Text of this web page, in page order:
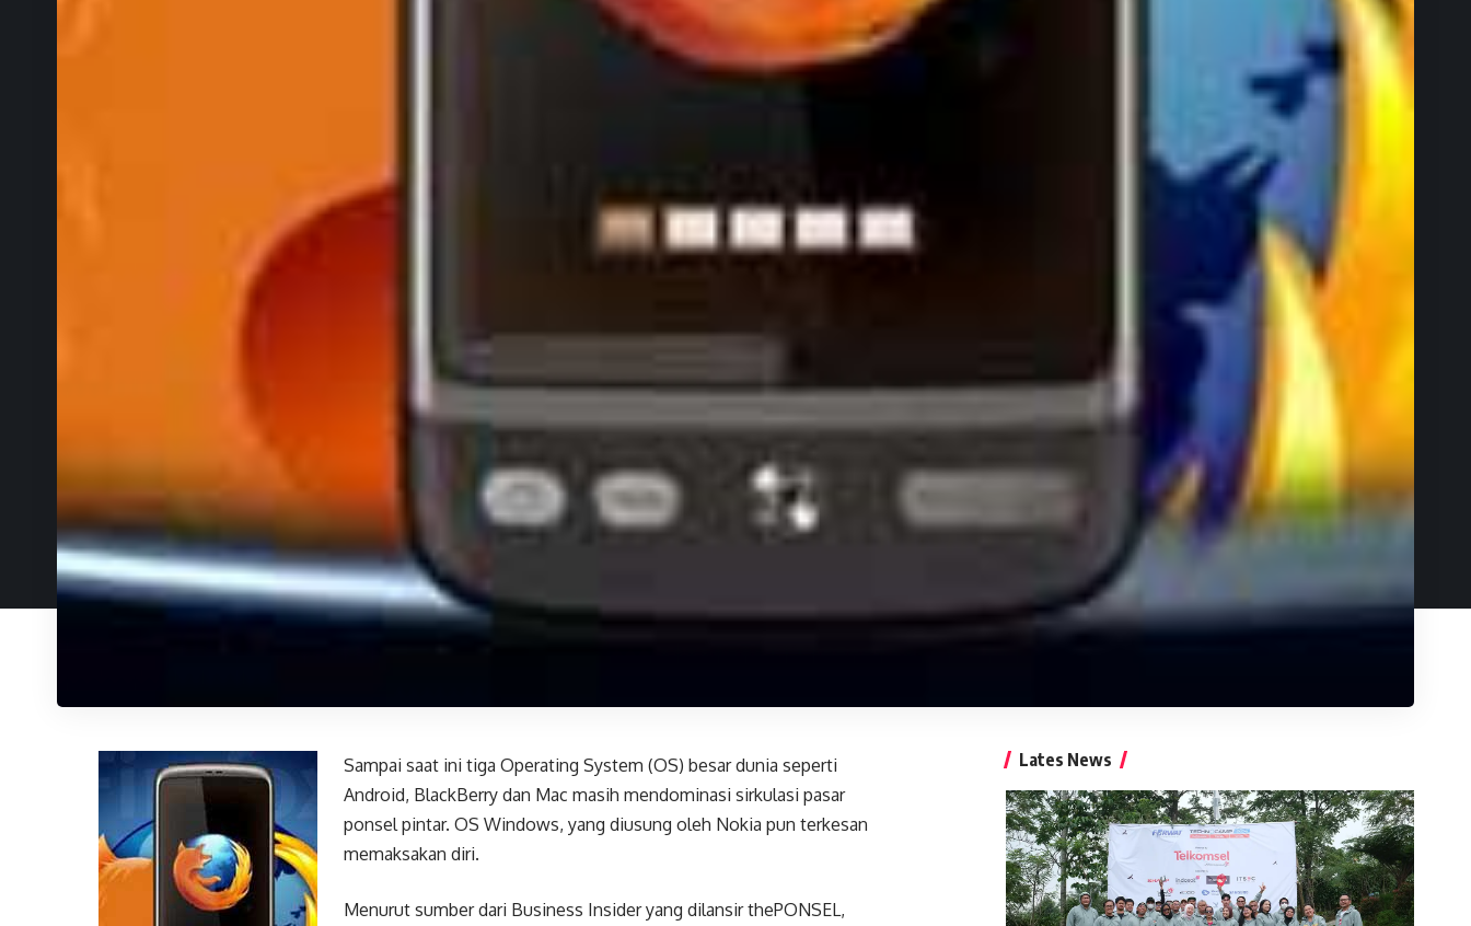
Sampai saat ini tiga Operating System (OS) besar dunia seperti
Android, BlackBerry dan Mac masih mendominasi sirkulasi pasar
ponsel pintar. OS Windows, yang diusung oleh Nokia pun terkesan
memaksakan diri.
Menurut sumber dari Business Insider yang dilansir thePONSEL,
Lates News